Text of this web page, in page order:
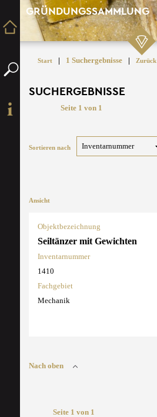
GRÜNDUNGSSAMMLUNG
Start | 1 Suchergebnisse | Zurück
SUCHERGEBNISSE
Seite 1 von 1
Sortieren nach
Ansicht
Objektbezeichnung
Seiltänzer mit Gewichten
Inventarnummer
1410
Fachgebiet
Mechanik
Nach oben
Seite 1 von 1